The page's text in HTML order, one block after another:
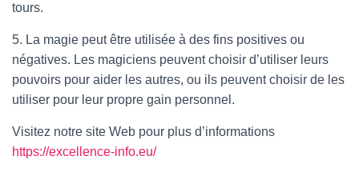
tours.
5. La magie peut être utilisée à des fins positives ou
négatives. Les magiciens peuvent choisir d’utiliser leurs
pouvoirs pour aider les autres, ou ils peuvent choisir de les
utiliser pour leur propre gain personnel.
Visitez notre site Web pour plus d’informations
https://excellence-info.eu/